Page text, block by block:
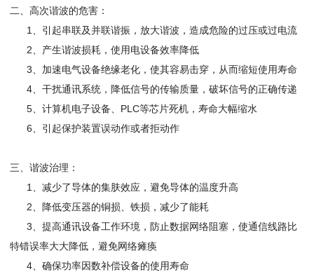
二、高次谐波的危害：
1、引起串联及并联谐振，放大谐波，造成危险的过压或过电流
2、产生谐波损耗，使用电设备效率降低
3、加速电气设备绝缘老化，使其容易击穿，从而缩短使用寿命
4、干扰通讯系统，降低信号的传输质量，破坏信号的正确传递
5、计算机电子设备、PLC等芯片死机，寿命大幅缩水
6、引起保护装置误动作或者拒动作
三、谐波治理：
1、减少了导体的集肤效应，避免导体的温度升高
2、降低变压器的铜损、铁损，减少了能耗
3、提高通讯设备工作环境，防止数据网络阻塞，使通信线路比
特错误率大大降低，避免网络瘫痪
4、确保功率因数补偿设备的使用寿命